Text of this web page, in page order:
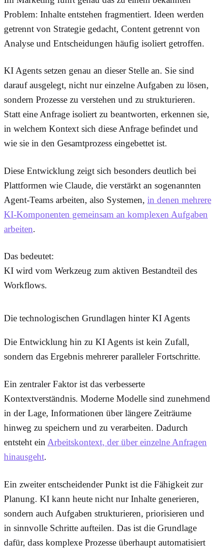
Problem: Inhalte entstehen fragmentiert. Ideen werden
getrennt von Strategie gedacht, Content getrennt von
Analyse und Entscheidungen häufig isoliert getroffen.
KI Agents setzen genau an dieser Stelle an. Sie sind
darauf ausgelegt, nicht nur einzelne Aufgaben zu lösen,
sondern Prozesse zu verstehen und zu strukturieren.
Statt eine Anfrage isoliert zu beantworten, erkennen sie,
in welchem Kontext sich diese Anfrage befindet und
wie sie in den Gesamtprozess eingebettet ist.
Diese Entwicklung zeigt sich besonders deutlich bei
Plattformen wie Claude, die verstärkt an sogenannten
Agent-Teams arbeiten, also Systemen, in denen mehrere
KI-Komponenten gemeinsam an komplexen Aufgaben
arbeiten.
Das bedeutet:
KI wird vom Werkzeug zum aktiven Bestandteil des
Workflows.
Die technologischen Grundlagen hinter KI Agents
Die Entwicklung hin zu KI Agents ist kein Zufall,
sondern das Ergebnis mehrerer paralleler Fortschritte.
Ein zentraler Faktor ist das verbesserte
Kontextverständnis. Moderne Modelle sind zunehmend
in der Lage, Informationen über längere Zeiträume
hinweg zu speichern und zu verarbeiten. Dadurch
entsteht ein Arbeitskontext, der über einzelne Anfragen
hinausgeht.
Ein zweiter entscheidender Punkt ist die Fähigkeit zur
Planung. KI kann heute nicht nur Inhalte generieren,
sondern auch Aufgaben strukturieren, priorisieren und
in sinnvolle Schritte aufteilen. Das ist die Grundlage
dafür, dass komplexe Prozesse überhaupt automatisiert